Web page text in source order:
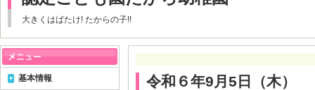
大きくはばたけ! たからの子!!
令和６年9月5日（木）
基本情報